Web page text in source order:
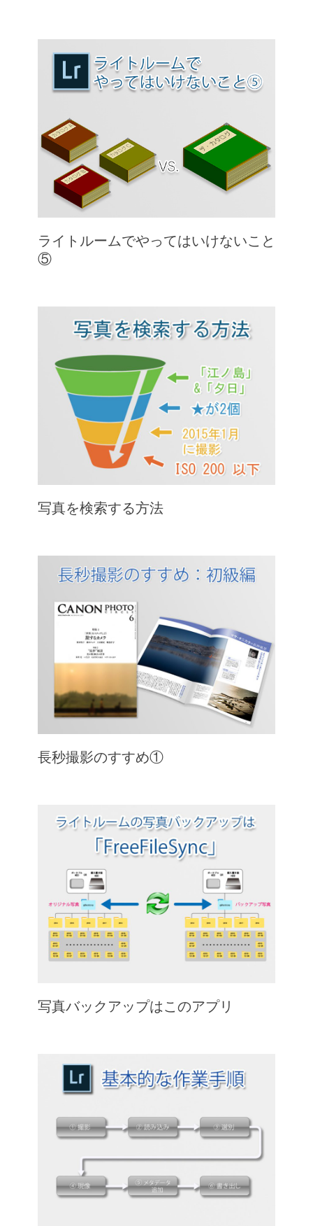
ライトルームでやってはいけないこと
⑤
写真を検索する方法
長秒撮影のすすめ①
写真バックアップはこのアプリ